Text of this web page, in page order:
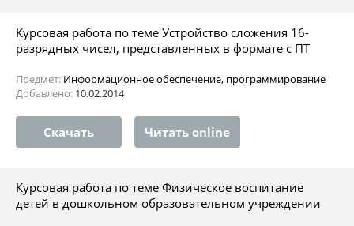
Курсовая работа по теме Устройство сложения 16-
разрядных чисел, представленных в формате с ПТ
Предмет: Информационное обеспечение, программирование
Добавлено: 10.02.2014
Скачать Читать online
Курсовая работа по теме Физическое воспитание
детей в дошкольном образовательном учреждении